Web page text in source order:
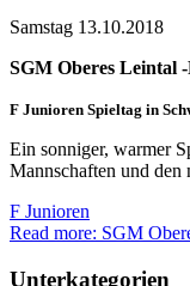
Samstag 13.10.2018
SGM Oberes Leintal
F Junioren Spieltag in
Ein sonniger, warmer
Mannschaften und den
F Junioren
Read more: SGM
Unterkategorien